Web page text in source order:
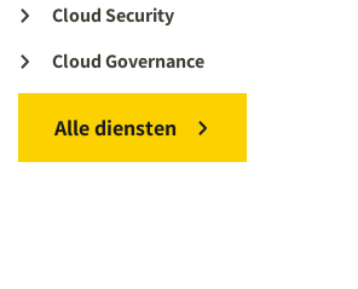
Cloud Security
Cloud Governance
Alle diensten